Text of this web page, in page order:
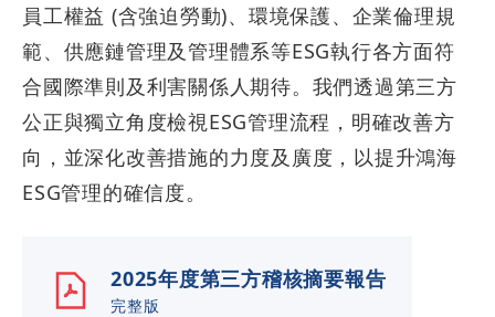
員工權益 (含強迫勞動)、環境保護、企業倫理規
範、供應鏈管理及管理體系等ESG執行各方面符
合國際準則及利害關係人期待。我們透過第三方
公正與獨立角度檢視ESG管理流程，明確改善方
向，並深化改善措施的力度及廣度，以提升鴻海
ESG管理的確信度。
2025年度第三方稽核摘要報告
完整版